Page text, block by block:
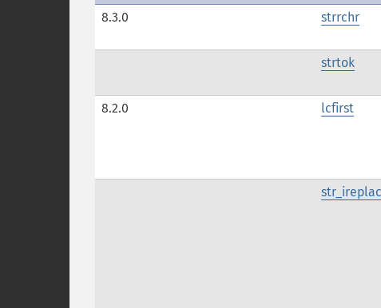
8.3.0
strrchr
strtok
8.2.0
lcfirst